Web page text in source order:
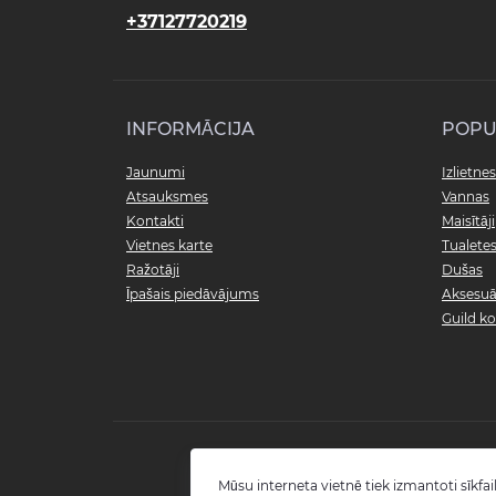
Poda sēdriņķi (17)
Piederumi tualetes podiem (37)
Dušas paliktņi (24)
Spoguļi (32)
+37127720219
INFORMĀCIJA
Jaunumi
Atsauksmes
Kontakti
Vietnes karte
Ražotāji
Īpašais piedāvājums
Izlietnes
Vannas
Maisītāji
Dušas
Guild
Mūsu interneta vietnē tiek izmantoti